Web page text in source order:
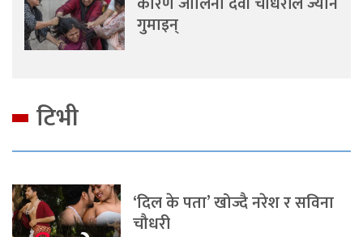
गुमाइन्
टिभी
‘दिल के पता’ खोज्दै नरेश र सविना
चौधरी